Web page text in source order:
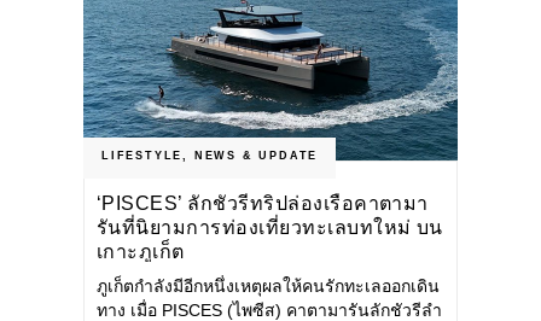
LIFESTYLE NEWS & UPDATE
‘PISCES’ ลักชัวรีทริปล่องเรือคาตามา
รันที่นิยามการท่องเที่ยวทะเลบทใหม่ บน
เกาะภูเก็ต
ภูเก็ตกำลังมีอีกหนึ่งเหตุผลให้คนรักทะเลออกเดิน
ทาง เมื่อ PISCES (ไพซีส) คาตามารันลักชัวรีลำ